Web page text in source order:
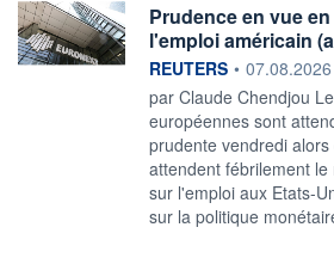
Prudence en vue
l'emploi américain
information fournie par
REUTERS • 07.08.2026
par Claude Chendjou
européennes sont
prudente vendredi
‌attendent fébrilement
sur l'emploi aux Etats-
sur la politique